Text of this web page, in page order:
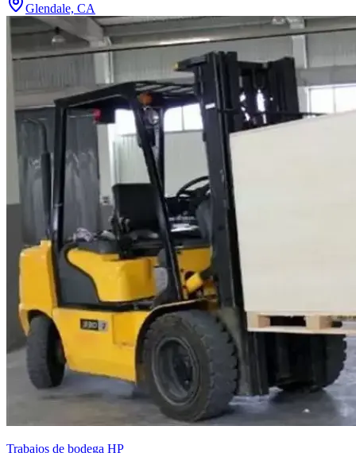
Glendale, CA
Trabajos de bodega HP